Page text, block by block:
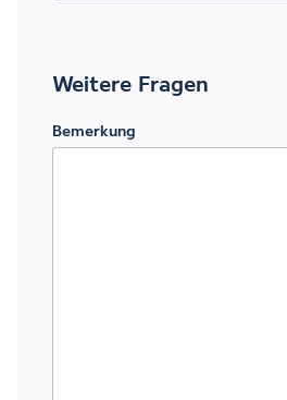
Weitere Fragen
Bemerkung